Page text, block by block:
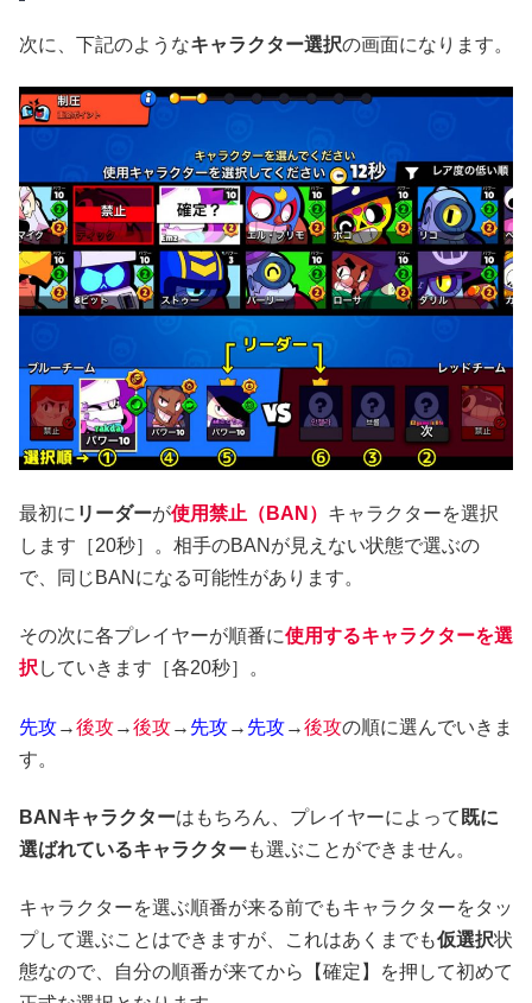
次に、下記のようなキャラクター選択の画面になります。
最初に リーダーが使用禁止（BAN） キャラクターを選択
します［20秒］。相手のBANが見えない状態で選ぶの
で、同じBANになる可能性があります。
その次に各プレイヤーが順番に使用するキャラクターを選
択 していきます［各20秒］。
先攻→後攻→後攻→ 先攻→ 先攻→後攻の順に選んでいきま
す。
BANキャラクターはもちろん、プレイヤーによって 既に
選ばれているキャラクターも選ぶことができません。
キャラクターを選ぶ順番が来る前でもキャラクターをタッ
プして選ぶことはできますが、これはあくまでも仮選択状
態なので、自分の順番が来てから【確定】を押して初めて